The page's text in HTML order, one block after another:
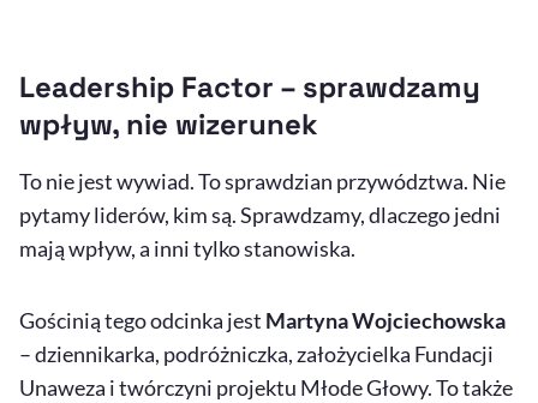
Leadership Factor – sprawdzamy
wpływ, nie wizerunek
To nie jest wywiad. To sprawdzian przywództwa. Nie
pytamy liderów, kim są. Sprawdzamy, dlaczego jedni
mają wpływ, a inni tylko stanowiska.
Gościnią tego odcinka jest Martyna Wojciechowska
– dziennikarka, podróżniczka, założycielka Fundacji
Unaweza i twórczyni projektu Młode Głowy. To także